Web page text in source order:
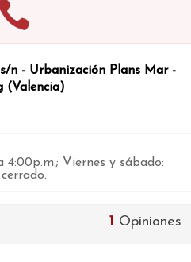
n - Urbanización Plans Mar -
(Valencia)
4:00p.m.; Viernes y sábado:
1 Opiniones